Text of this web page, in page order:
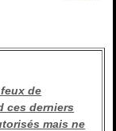
de
ces derniers
mais ne